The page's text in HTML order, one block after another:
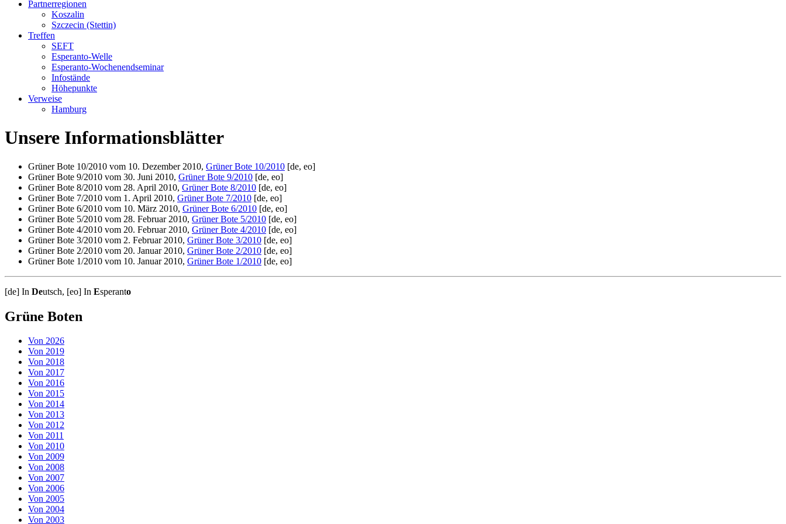
Partnerregionen
Koszalin
Szczecin (Stettin)
Treffen
SEFT
Esperanto-Welle
Esperanto-Wochenendseminar
Infostände
Höhepunkte
Verweise
Hamburg
Unsere Informationsblätter
Grüner Bote 10/2010 vom 10. Dezember 2010, Grüner Bote 10/2010 [de, eo]
Grüner Bote 9/2010 vom 30. Juni 2010, Grüner Bote 9/2010 [de, eo]
Grüner Bote 8/2010 vom 28. April 2010, Grüner Bote 8/2010 [de, eo]
Grüner Bote 7/2010 vom 1. April 2010, Grüner Bote 7/2010 [de, eo]
Grüner Bote 6/2010 vom 10. März 2010, Grüner Bote 6/2010 [de, eo]
Grüner Bote 5/2010 vom 28. Februar 2010, Grüner Bote 5/2010 [de, eo]
Grüner Bote 4/2010 vom 20. Februar 2010, Grüner Bote 4/2010 [de, eo]
Grüner Bote 3/2010 vom 2. Februar 2010, Grüner Bote 3/2010 [de, eo]
Grüner Bote 2/2010 vom 20. Januar 2010, Grüner Bote 2/2010 [de, eo]
Grüner Bote 1/2010 vom 10. Januar 2010, Grüner Bote 1/2010 [de, eo]
[de] In Deutsch, [eo] In Esperanto
Grüne Boten
Von 2026
Von 2019
Von 2018
Von 2017
Von 2016
Von 2015
Von 2014
Von 2013
Von 2012
Von 2011
Von 2010
Von 2009
Von 2008
Von 2007
Von 2006
Von 2005
Von 2004
Von 2003